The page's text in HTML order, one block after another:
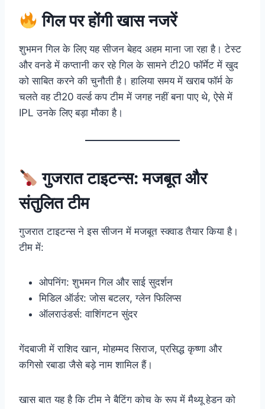
गिल पर होंगी खास नजरें
शुभमन गिल के लिए यह सीजन बेहद अहम माना जा रहा है। टेस्ट
और वनडे में कप्तानी कर रहे गिल के सामने टी20 फॉर्मेट में खुद
को साबित करने की चुनौती है। हालिया समय में खराब फॉर्म के
चलते वह टी20 वर्ल्ड कप टीम में जगह नहीं बना पाए थे, ऐसे में
IPL उनके लिए बड़ा मौका है।
गुजरात टाइटन्स: मजबूत और
संतुलित टीम
गुजरात टाइटन्स ने इस सीजन में मजबूत स्क्वाड तैयार किया है।
टीम में:
ओपनिंग: शुभमन गिल और साई सुदर्शन
मिडिल ऑर्डर: जोस बटलर, ग्लेन फिलिप्स
ऑलराउंडर्स: वाशिंगटन सुंदर
गेंदबाजी में राशिद खान, मोहम्मद सिराज, प्रसिद्ध कृष्णा और
कगिसो रबाडा जैसे बड़े नाम शामिल हैं।
खास बात यह है कि टीम ने बैटिंग कोच के रूप में मैथ्यू हेडन को